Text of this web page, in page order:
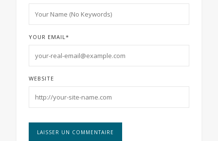
YOUR EMAIL*
WEBSITE